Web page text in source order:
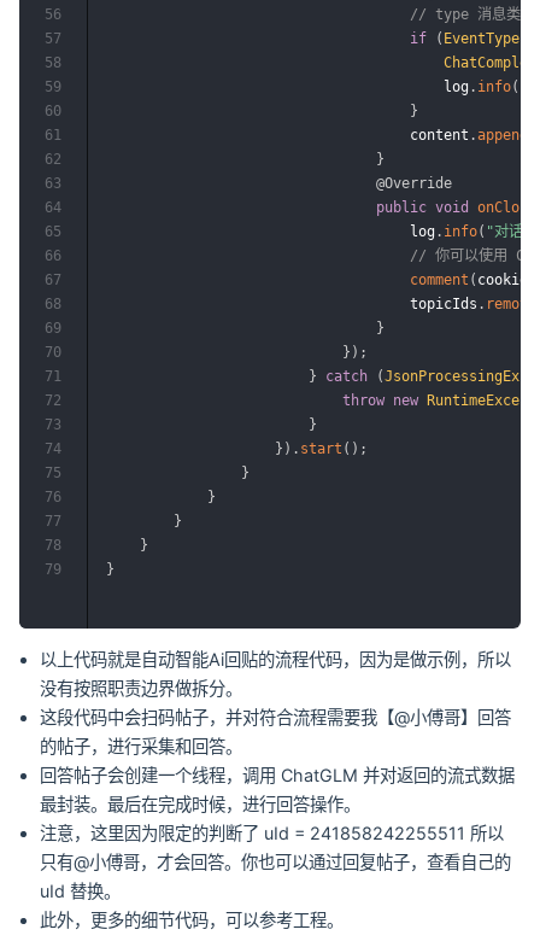
// type 消息类型
if
( EventType
                                        log
. info(
}
                                    content
.append
}
@Override
public void
                                    log
. info( "对话
// 你可以使用
comment ( cookie
                                    topicIds
. remove
}
} ) ;
}
catch (
throw new
}
} ) . start ( ) ;
}
}
}
}
}
56
57
58
59
60
61
62
63
64
65
66
67
68
69
70
71
72
73
74
75
76
77
78
79
以上代码就是自动智能Ai回贴的流程代码，因为是做示例，所以
没有按照职责边界做拆分。
这段代码中会扫码帖子，并对符合流程需要我【@小傅哥】回答
的帖子，进行采集和回答。
回答帖子会创建一个线程，调用 ChatGLM 并对返回的流式数据
最封装。最后在完成时候，进行回答操作。
注意，这里因为限定的判断了 uId = 241858242255511 所以
只有@小傅哥，才会回答。你也可以通过回复帖子，查看自己的
uId 替换。
此外，更多的细节代码，可以参考工程。